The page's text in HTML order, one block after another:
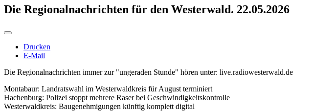
Die Regionalnachrichten für den Westerwald. 22.05.2026
Drucken
E-Mail
Die Regionalnachrichten immer zur "ungeraden Stunde" hören unter: live.radiowesterwald.de
Montabaur: Landratswahl im Westerwaldkreis für August terminiert
Hachenburg: Polizei stoppt mehrere Raser bei Geschwindigkeitskontrolle
Westerwaldkreis: Baugenehmigungen künftig komplett digital